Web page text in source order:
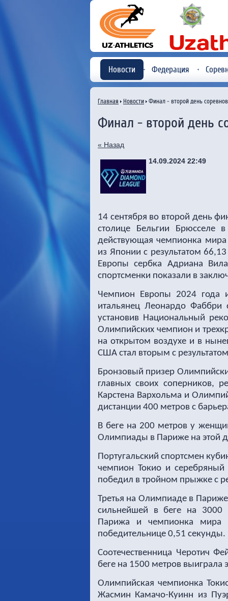
Новости Федерация
Главная Новости Финал - второй день
Финал - второй день
« Назад
14.09.2024 22:49
14 сентября во второй день
столице Бельгии Брюсселе
действующая чемпионка
из Японии с результатом
Европы сербка Адриана
спортсменки показали в
Чемпион Европы 2024 года
итальянец Леонардо
установив Национальный
Олимпийских чемпион и
на открытом воздухе и в
США стал вторым с
Бронзовый призер
главных своих соперников,
Карстена Вархольма и
дистанции 400 метров с
В беге на 200 метров у
Олимпиады в Париже на этой
Португальский спортсмен
чемпион Токио и
победил в тройном прыжке с
Третья на Олимпиаде в
сильнейшей в беге на 3000
Парижа и чемпионка мира
победительнице 0,51 секунды.
Соотечественница Черотич
беге на 1500 метров выиграла
Олимпийская чемпионка
Жасмин Камачо-Куинн из